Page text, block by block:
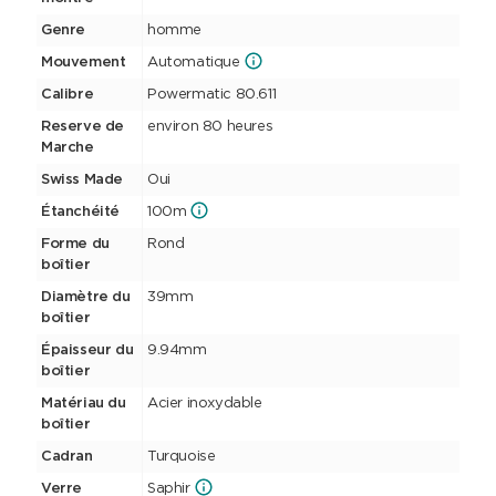
Genre homme
Mouvement Automatique
Calibre Powermatic 80.611
Reserve de
Marche
environ 80 heures
Swiss Made Oui
Étanchéité 100m
Forme du
boîtier
Rond
Diamètre du
boîtier
39mm
Épaisseur du
boîtier
9.94mm
Matériau du
boîtier
Acier inoxydable
Cadran Turquoise
Verre Saphir